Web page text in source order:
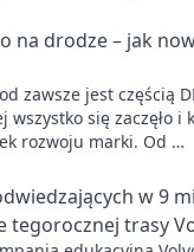
na drodze – jak
zawsze jest częścią
wszystko się zaczęło i
rozwoju marki. Od …
w 9
tegorocznej trasy